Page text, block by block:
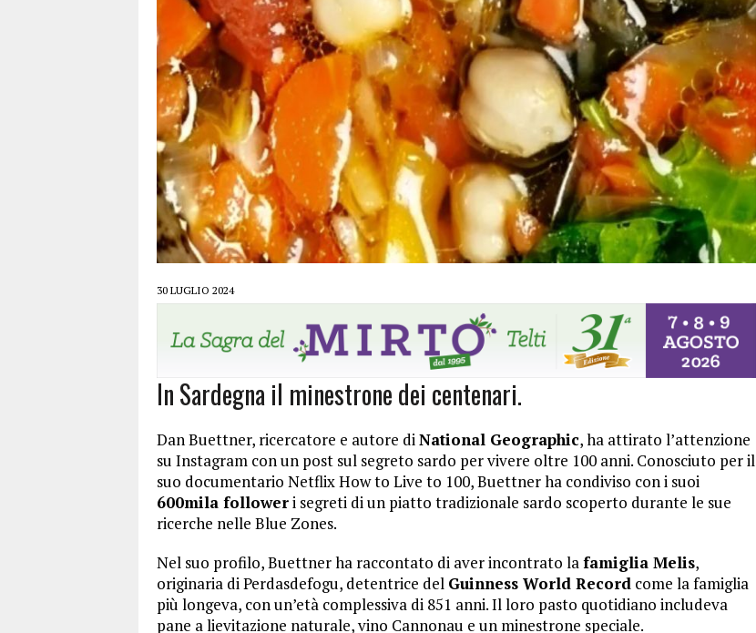
30 LUGLIO 2024
In Sardegna il minestrone dei centenari.
Dan Buettner, ricercatore e autore diNational Geographic, ha attirato l’attenzione
su Instagram con un post sul segreto sardo per vivere oltre 100 anni. Conosciuto per il
suo documentario Netflix How to Live to 100, Buettner ha condiviso con i suoi
600mila followeri segreti di un piatto tradizionale sardo scoperto durante le sue
ricerche nelle Blue Zones.
Nel suo profilo, Buettner ha raccontato di aver incontrato lafamiglia Melis,
originaria di Perdasdefogu, detentrice del Guinness World Record come la famiglia
più longeva, con un’età complessiva di 851 anni. Il loro pasto quotidiano includeva
pane a lievitazione naturale, vino Cannonau e un minestrone speciale.